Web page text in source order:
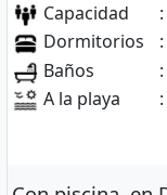
Capacidad
Dormitorios
Baños
:
A la playa